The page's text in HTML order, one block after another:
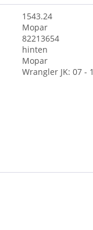
1543.24
Mopar
82213654
hinten
Mopar
Wrangler JK: 07 -